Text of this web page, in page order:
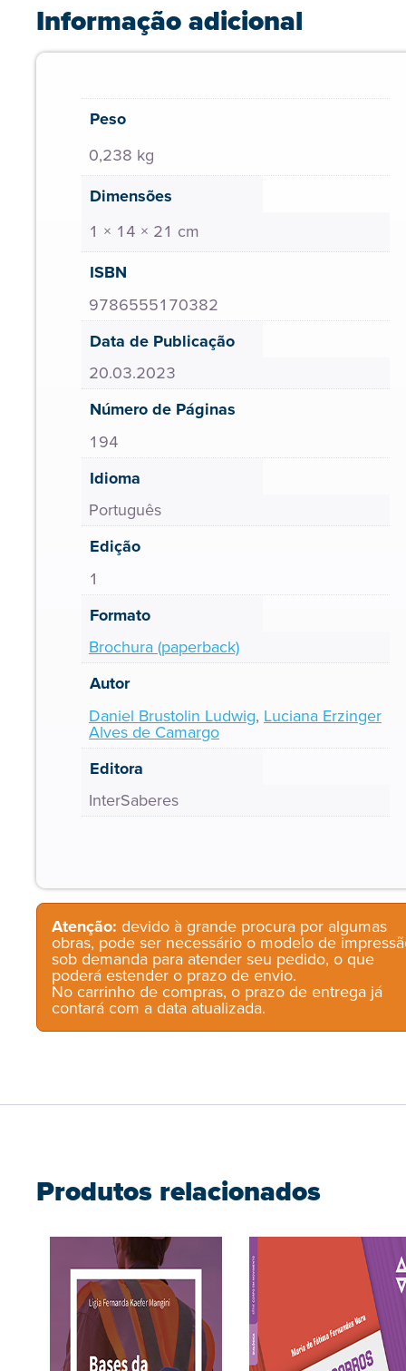
Informação adicional
Peso
0,238 kg
Dimensões
1 × 14 × 21 cm
ISBN
9786555170382
Data de Publicação
20.03.2023
Número de Páginas
194
Idioma
Português
Edição
1
Formato
Brochura (paperback)
Autor
Daniel Brustolin Ludwig, Luciana Erzinger
Alves de Camargo
Editora
InterSaberes
Atenção: devido à grande procura por algumas
obras, pode ser necessário o modelo de
sob demanda para atender seu pedido, o que
poderá estender o prazo de envio.
No carrinho de compras, o prazo de entrega já
contará com a data atualizada.
Produtos relacionados